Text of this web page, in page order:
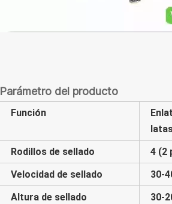
Parámetro del producto
Función
Rodillos de sellado
4 (2
Velocidad de sellado
30-
Altura de sellado
30-